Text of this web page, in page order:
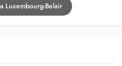
Luxembourg-Belair